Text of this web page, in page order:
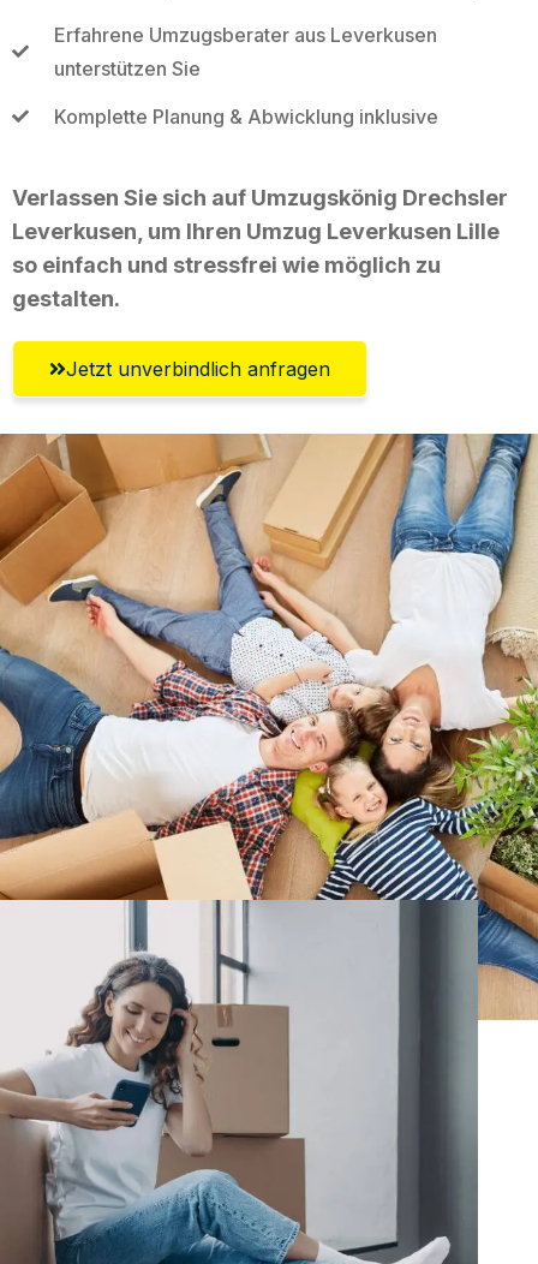
Erfahrene Umzugsberater aus Leverkusen
unterstützen Sie
Komplette Planung & Abwicklung inklusive
Verlassen Sie sich auf Umzugskönig Drechsler
Leverkusen, um Ihren Umzug Leverkusen Lille
so einfach und stressfrei wie möglich zu
gestalten.
Jetzt unverbindlich anfragen